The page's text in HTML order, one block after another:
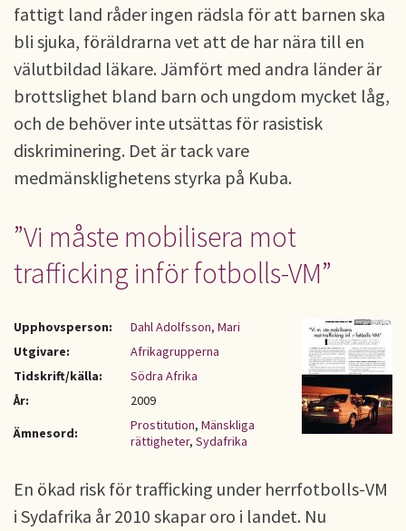
fattigt land råder ingen rädsla för att barnen ska
bli sjuka, föräldrarna vet att de har nära till en
välutbildad läkare. Jämfört med andra länder är
brottslighet bland barn och ungdom mycket låg,
och de behöver inte utsättas för rasistisk
diskriminering. Det är tack vare
medmänsklighetens styrka på Kuba.
”Vi måste mobilisera mot
trafficking inför fotbolls-VM”
Upphovsperson:
Dahl Adolfsson, Mari
Utgivare:
Afrikagrupperna
Tidskrift/källa:
Södra Afrika
År:
2009
Ämnesord:
Prostitution, Mänskliga
rättigheter, Sydafrika
En ökad risk för trafficking under herrfotbolls-VM
i Sydafrika år 2010 skapar oro i landet. Nu